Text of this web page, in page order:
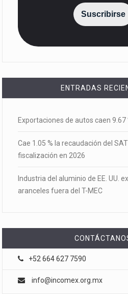
Suscribirse
ENTRADAS
Exportaciones de autos caen 9.67
Cae 1.05 % la recaudación del
fiscalización en 2026
Industria del aluminio de EE. UU.
aranceles fuera del T-MEC
+52 664 627 7590
info@incomex.org.mx